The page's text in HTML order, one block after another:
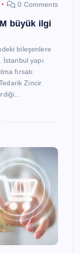
0 Comments
büyük ilgi
bileşenlere
yapı
fırsatı
Zincir